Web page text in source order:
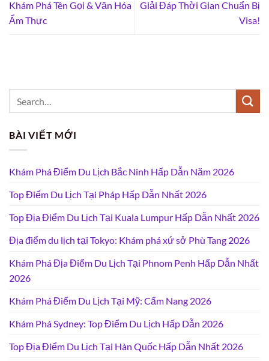
Khám Phá Tên Gọi & Văn Hóa
Ẩm Thực
Giải Đáp Thời Gian Chuẩn Bị
Visa!
BÀI VIẾT MỚI
Khám Phá Điểm Du Lịch Bắc Ninh Hấp Dẫn Năm 2026
Top Điểm Du Lịch Tại Pháp Hấp Dẫn Nhất 2026
Top Địa Điểm Du Lịch Tại Kuala Lumpur Hấp Dẫn Nhất 2026
Địa điểm du lịch tại Tokyo: Khám phá xứ sở Phù Tang 2026
Khám Phá Địa Điểm Du Lịch Tại Phnom Penh Hấp Dẫn Nhất
2026
Khám Phá Điểm Du Lịch Tại Mỹ: Cẩm Nang 2026
Khám Phá Sydney: Top Điểm Du Lịch Hấp Dẫn 2026
Top Địa Điểm Du Lịch Tại Hàn Quốc Hấp Dẫn Nhất 2026